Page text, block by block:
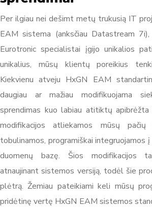
Per ilgiau nei dešimt metų trukusią IT
EAM sistema (anksčiau Datastream
Eurotronic specialistai įgijo unikalios
unikalius, mūsų klientų poreikius
Kiekvienu atveju HxGN EAM
daugiau ar mažiau modifikuojama
sprendimas kuo labiau atitiktų apibrėžta
modifikacijos atliekamos mūsų
tobulinamos, programiškai integruojamos
duomenų bazę. Šios modifikacijos
atnaujinant sistemos versiją, todėl šie
plėtrą. Žemiau pateikiami keli mūsų
pridėtinę vertę HxGN EAM sistemos